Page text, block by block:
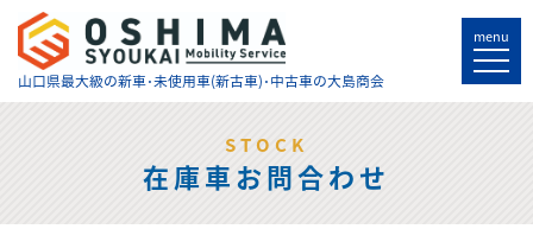
山口県最大級の新車･未使用車(新古車)･中古車の大島商会
menu
STOCK
在庫車お問合わせ